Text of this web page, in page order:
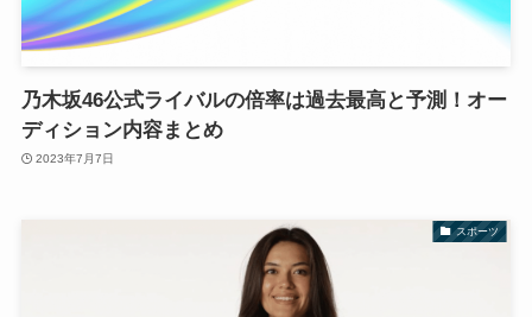
乃木坂46公式ライバルの倍率は過去最高と予測！オー
ディション内容まとめ
2023年7月7日
スポーツ